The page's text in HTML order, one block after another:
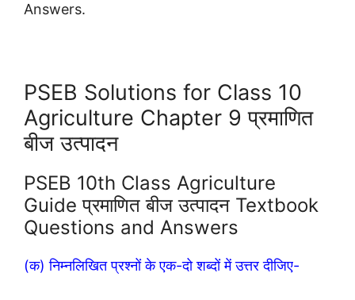
Answers.
PSEB Solutions for Class 10
Agriculture Chapter 9 प्रमाणित
बीज उत्पादन
PSEB 10th Class Agriculture
Guide प्रमाणित बीज उत्पादन Textbook
Questions and Answers
(क) निम्नलिखित प्रश्नों के एक-दो शब्दों में उत्तर दीजिए-